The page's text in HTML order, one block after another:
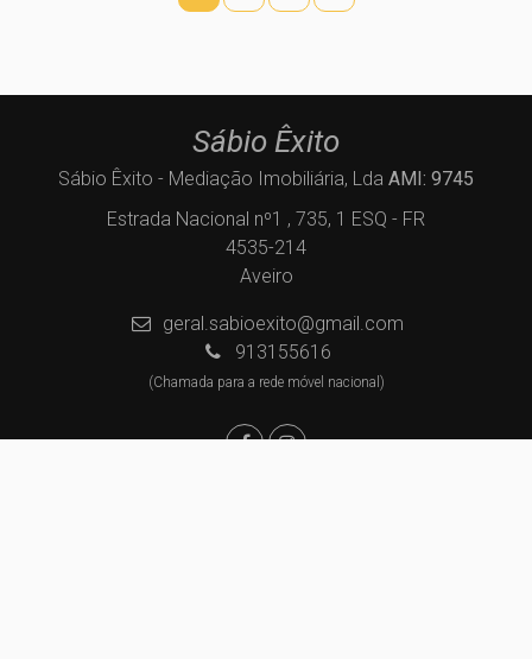
Sábio Êxito
Sábio Êxito - Mediação Imobiliária, Lda AMI: 9745
Estrada Nacional nº1 , 735, 1 ESQ - FR
4535-214
Aveiro
geral.sabioexito@gmail.com
913155616
(Chamada para a rede móvel nacional)